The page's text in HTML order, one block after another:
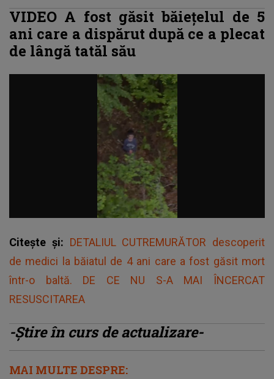
VIDEO A fost găsit băieţelul de 5
ani care a dispărut după ce a plecat
de lângă tatăl său
Citește și: DETALIUL CUTREMURĂTOR descoperit
de medici la băiatul de 4 ani care a fost găsit mort
într-o baltă. DE CE NU S-A MAI ÎNCERCAT
RESUSCITAREA
-Ştire în curs de actualizare-
MAI MULTE DESPRE: